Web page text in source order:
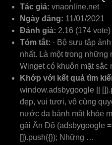
Tác giả: vnaonline.net
Ngày đăng: 11/01/2021
Đánh giá: 2.16 (174 vote)
Tóm tắt: · Bộ sưu tập
nhất. Là một trong
Winget có khuôn mặt sắc
Khớp với kết quả tìm
window.adsbygoogle ||
đẹp, vui tươi, vô cùng
nước da bánh mật khỏe
gái Ấn Độ (adsbygoogle =
[]).push({}); Những …